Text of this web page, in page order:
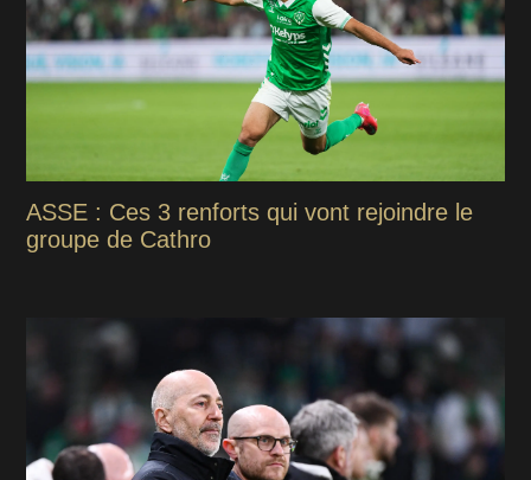
ASSE : Ces 3 renforts qui vont rejoindre le
groupe de Cathro